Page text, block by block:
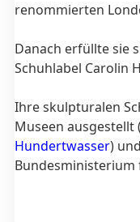
renommierten
Danach erfüllte sie
Schuhlabel Carolin
Ihre skulpturalen
Museen ausgestellt
Hundertwasser)
Bundesministerium